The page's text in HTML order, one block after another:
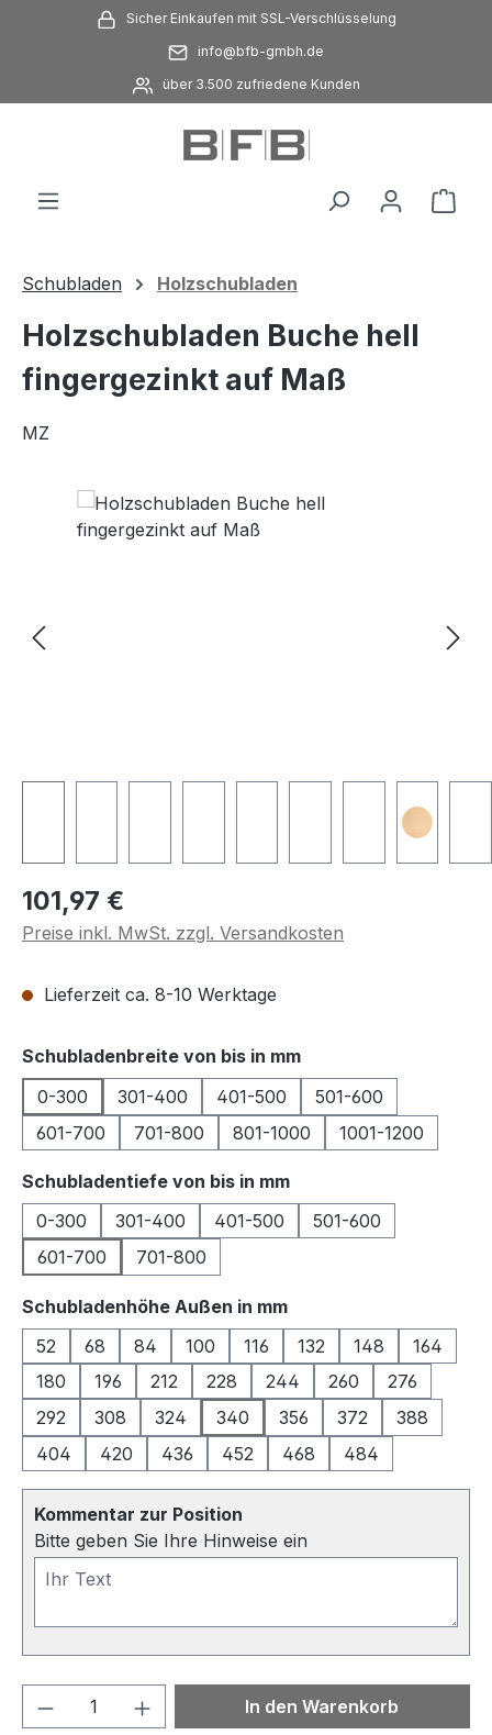
Zum Hauptinhalt springenSicher Einkaufen mit SSL-Verschlüsselung
info@bfb-gmbh.de
über 3.500 zufriedene Kunden
Schubladen Holzschubladen
Holzschubladen Buche hell
fingergezinkt auf Maß
MZ
Regulärer Preis:
101,97 €
Preise inkl. MwSt. zzgl. Versandkosten
Lieferzeit ca. 8-10 Werktage
Schubladenbreite von bis in mmauswählen
0-300
301-400 401-500
501-600
601-700
701-800 801-1000 1001-1200
Schubladentiefe von bis in mmauswählen
0-300
301-400 401-500
501-600
601-700
701-800
Schubladenhöhe Außen in mmauswählen
52
68 84 100 116 132 148
164
180
196 212 228 244 260
276
292
308 324 340 356 372
388
404
420 436 452 468 484
Kommentar zur Position
Bitte geben Sie Ihre Hinweise ein
Produkt Anzahl: Gib denIn den Warenkorb